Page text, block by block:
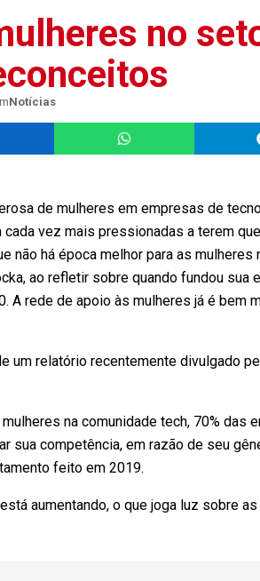
no
Notícias
de mulheres em empresas de
vez mais pressionadas a terem
não há época melhor para as
ao refletir sobre quando fundou sua
A rede de apoio às mulheres já é bem
um relatório recentemente divulgado
na comunidade tech, 70% das
sua competência, em razão de seu
feito em 2019.
aumentando, o que joga luz sobre